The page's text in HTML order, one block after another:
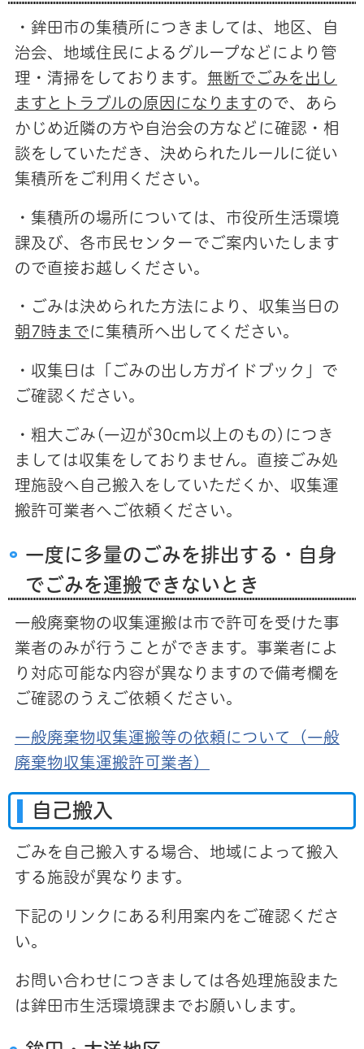
・鉾田市の集積所につきましては、地区、自
治会、地域住民によるグループなどにより管
理・清掃をしております。 無断でごみを出し
ますとトラブルの原因になりますので、あら
かじめ近隣の方や自治会の方などに確認・相
談をしていただき、決められたルールに従い
集積所をご利用ください。
・集積所の場所については、市役所生活環境
課及び、各市民センターでご案内いたします
ので直接お越しください。
・ごみは決められた方法により、収集当日の
朝7時までに集積所へ出してください。
・収集日は「ごみの出し方ガイドブック」で
ご確認ください。
・粗大ごみ(一辺が30cm以上のもの)につき
ましては収集をしておりません。直接ごみ処
理施設へ自己搬入をしていただくか、収集運
搬許可業者へご依頼ください。
一度に多量のごみを排出する・自身
でごみを運搬できないとき
一般廃棄物の収集運搬は市で許可を受けた事
業者のみが行うことができます。事業者によ
り対応可能な内容が異なりますので備考欄を
ご確認のうえご依頼ください。
一般廃棄物収集運搬等の依頼について（一般
廃棄物収集運搬許可業者）
自己搬入
ごみを自己搬入する場合、地域によって搬入
する施設が異なります。
下記のリンクにある利用案内をご確認くださ
い。
お問い合わせにつきましては各処理施設また
は鉾田市生活環境課までお願いします。